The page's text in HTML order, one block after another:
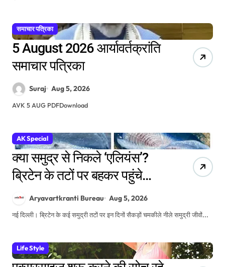
समाचार पत्रिका
5 August 2026 आर्यावर्तक्रांति
समाचार पत्रिका
Suraj Aug 5, 2026
AVK 5 AUG PDFDownload
AK Special
क्या समुद्र से निकले ‘एलियंस’?
ब्रिटेन के तटों पर बहकर पहुंचे
सैकड़ों नीले रहस्यमयी जीव
Aryavartkranti Bureau Aug 5, 2026
नई दिल्ली। ब्रिटेन के कई समुद्री तटों पर इन दिनों सैकड़ों चमकीले नीले समुद्री जीवों...
Life Style